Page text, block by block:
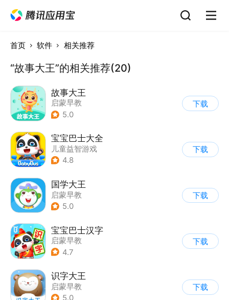
首页 软件 相关推荐
“故事大王”的相关推荐(20)
故事大王
启蒙早教
5.0
下载
宝宝巴士大全
儿童益智游戏
| 启蒙早教
4.8
下载
国学大王
启蒙早教
5.0
下载
宝宝巴士汉字
启蒙早教
4.7
下载
识字大王
启蒙早教
5.0
下载